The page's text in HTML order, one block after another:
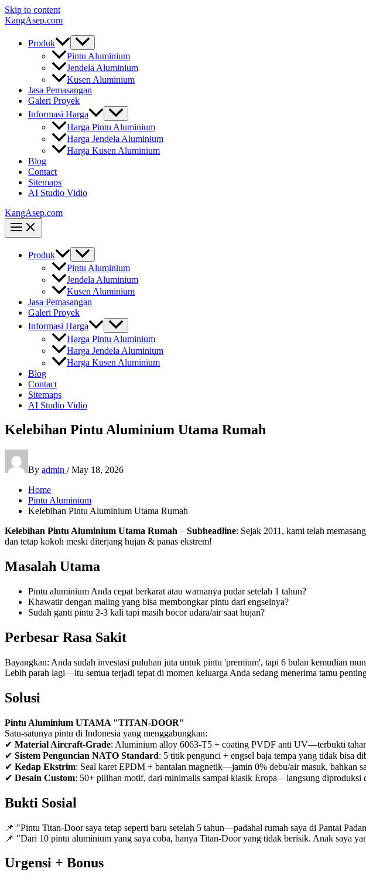
Skip to content
KangAsep.com
Produk
Pintu Aluminium
Jendela Aluminium
Kusen Aluminium
Jasa Pemasangan
Galeri Proyek
Informasi Harga
Harga Pintu Aluminium
Harga Jendela Aluminium
Harga Kusen Aluminium
Blog
Contact
Sitemaps
AI Studio Vidio
KangAsep.com
Produk
Pintu Aluminium
Jendela Aluminium
Kusen Aluminium
Jasa Pemasangan
Galeri Proyek
Informasi Harga
Harga Pintu Aluminium
Harga Jendela Aluminium
Harga Kusen Aluminium
Blog
Contact
Sitemaps
AI Studio Vidio
Kelebihan Pintu Aluminium Utama Rumah
By admin /May 18, 2026
Home
Pintu Aluminium
Kelebihan Pintu Aluminium Utama Rumah
Kelebihan Pintu Aluminium Utama Rumah – Subheadline: Sejak 2011, kami telah
dan tetap kokoh meski diterjang hujan & panas ekstrem!
Masalah Utama
Pintu aluminium Anda cepat berkarat atau warnanya pudar setelah 1 tahun?
Khawatir dengan maling yang bisa membongkar pintu dari engselnya?
Sudah ganti pintu 2-3 kali tapi masih bocor udara/air saat hujan?
Perbesar Rasa Sakit
Bayangkan: Anda sudah investasi puluhan juta untuk pintu 'premium', tapi 6 bulan kemudian
Lebih parah lagi—itu semua terjadi tepat di momen keluarga Anda sedang menerima tamu
Solusi
Pintu Aluminium UTAMA "TITAN-DOOR"
Satu-satunya pintu di Indonesia yang menggabungkan:
✔ Material Aircraft-Grade: Aluminium alloy 6063-T5 + coating PVDF anti UV—terbukti tahan
✔ Sistem Penguncian NATO Standard: 5 titik pengunci + engsel baja tempa yang tidak bisa
✔ Kedap Ekstrim: Seal karet EPDM + bantalan magnetik—jamin 0% debu/air masuk, bahkan
✔ Desain Custom: 50+ pilihan motif, dari minimalis sampai klasik Eropa—langsung diproduksi
Bukti Sosial
📌 "Pintu Titan-Door saya tetap seperti baru setelah 5 tahun—padahal rumah saya di Pantai
📌 "Dari 10 pintu aluminium yang saya coba, hanya Titan-Door yang tidak berisik. Anak saya
Urgensi + Bonus